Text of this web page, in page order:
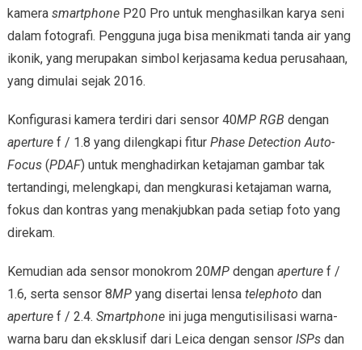
kamera smartphoneP20 Pro untuk menghasilkan karya seni
dalam fotografi. Pengguna juga bisa menikmati tanda air yang
ikonik, yang merupakan simbol kerjasama kedua perusahaan,
yang dimulai sejak 2016.
Konfigurasi kamera terdiri dari sensor 40MP RGB dengan
aperturef / 1.8 yang dilengkapi fitur Phase Detection Auto-
Focus(PDAF) untuk menghadirkan ketajaman gambar tak
tertandingi, melengkapi, dan mengkurasi ketajaman warna,
fokus dan kontras yang menakjubkan pada setiap foto yang
direkam.
Kemudian ada sensor monokrom 20MPdengan aperturef /
1.6, serta sensor 8MPyang disertai lensa telephoto dan
aperturef / 2.4. Smartphoneini juga mengutisilisasi warna-
warna baru dan eksklusif dari Leica dengan sensorISPs dan